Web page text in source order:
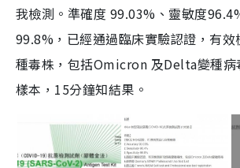
我檢測。準確度 99.03%、靈敏度
99.8%，已經通過臨床實驗認證，有效
種毒株，包括Omicron 及Delta變種病
樣本，15分鐘知結果。